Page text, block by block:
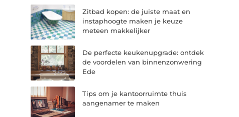
Zitbad kopen: de juiste maat en
instaphoogte maken je keuze
meteen makkelijker
De perfecte keukenupgrade: ontdek
de voordelen van binnenzonwering
Ede
Tips om je kantoorruimte thuis
aangenamer te maken